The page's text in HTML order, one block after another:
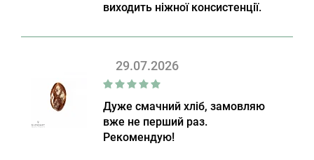
виходить ніжної консистенції.
29.07.2026
Дуже смачний хліб, замовляю
вже не перший раз.
Рекомендую!